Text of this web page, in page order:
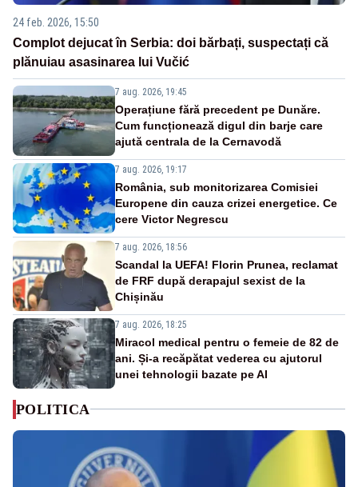
24 feb. 2026, 15:50
Complot dejucat în Serbia: doi bărbați, suspectați că
plănuiau asasinarea lui Vučić
7 aug. 2026, 19:45
Operațiune fără precedent pe Dunăre.
Cum funcționează digul din barje care
ajută centrala de la Cernavodă
7 aug. 2026, 19:17
România, sub monitorizarea Comisiei
Europene din cauza crizei energetice. Ce
cere Victor Negrescu
7 aug. 2026, 18:56
Scandal la UEFA! Florin Prunea, reclamat
de FRF după derapajul sexist de la
Chișinău
7 aug. 2026, 18:25
Miracol medical pentru o femeie de 82 de
ani. Și-a recăpătat vederea cu ajutorul
unei tehnologii bazate pe AI
POLITICA